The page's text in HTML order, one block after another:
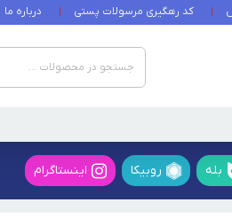
کد رهگیری مرسولات پستی درباره ما
بله روبیکا اینستاگرام